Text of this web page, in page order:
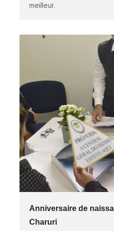
meilleur.
Anniversaire de
Charuri